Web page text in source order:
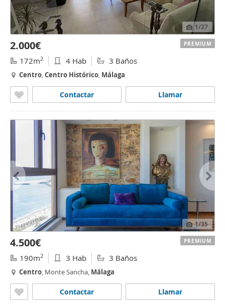
1/27
2.000€
172m2 4 Hab 3 Baños
Centro,Centro Histórico, Málaga
Llamar
Contactar
PREMIUM
1/35
4.500€
190m2 3 Hab 3 Baños
Centro, Monte Sancha, Málaga
Llamar
Contactar
PREMIUM